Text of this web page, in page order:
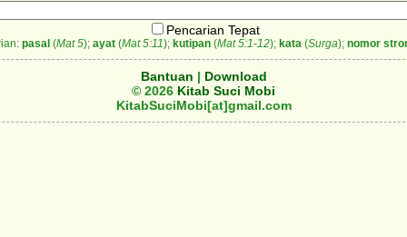
Pencarian Tepat
pasal(Mat 5); ayat(Mat 5:11); kutipan(Mat 5:1-12); kata (Surga); nomor
Bantuan | Download
© 2026 Kitab Suci Mobi
KitabSuciMobi[at]gmail.com